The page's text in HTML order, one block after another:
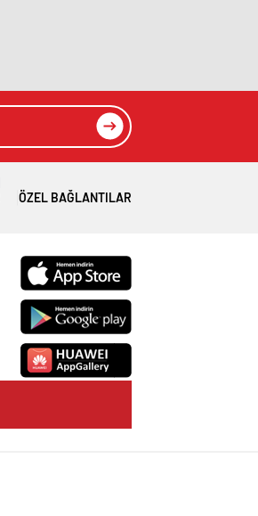
ÖZEL BAĞLANTILAR